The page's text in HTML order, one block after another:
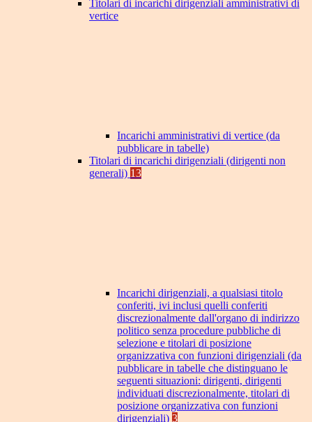
Titolari di incarichi dirigenziali amministrativi di
vertice
Incarichi amministrativi di vertice (da
pubblicare in tabelle)
Titolari di incarichi dirigenziali (dirigenti non
generali) 13
Incarichi dirigenziali, a qualsiasi titolo
conferiti, ivi inclusi quelli conferiti
discrezionalmente dall'organo di indirizzo
politico senza procedure pubbliche di
selezione e titolari di posizione
organizzativa con funzioni dirigenziali (da
pubblicare in tabelle che distinguano le
seguenti situazioni: dirigenti, dirigenti
individuati discrezionalmente, titolari di
posizione organizzativa con funzioni
dirigenziali) 3